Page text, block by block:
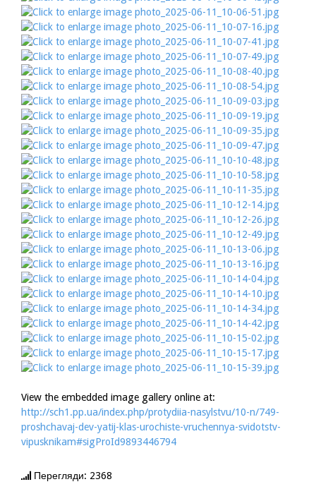
View the embedded image gallery online at:
http://sch1.pp.ua/index.php/protydiia-nasylstvu/10-n/749-
proshchavaj-dev-yatij-klas-urochiste-vruchennya-svidotstv-
vipusknikam#sigProId9893446794
Перегляди: 2368